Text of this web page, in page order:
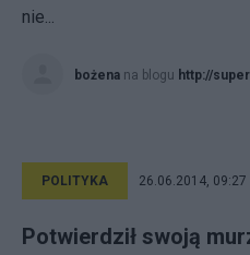
nie...
bożena na blogu http://
POLITYKA 26.06.2014, 09:27
Potwierdził swoją